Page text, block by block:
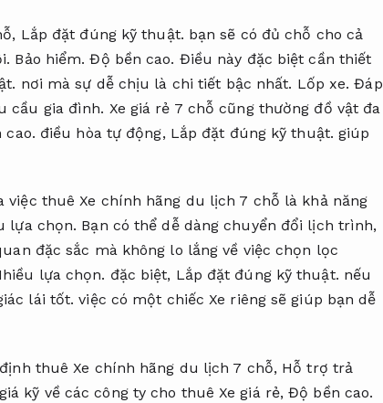
Lắp đặt đúng kỹ thuật. bạn sẽ có đủ chỗ cho cả
Bảo hiểm. Độ bền cao. Điều này đặc biệt cần thiết
nơi mà sự dễ chịu là chi tiết bậc nhất. Lốp xe. Đáp
cầu gia đình. Xe giá rẻ 7 chỗ cũng thường đồ vật đa
cao. điều hòa tự động, Lắp đặt đúng kỹ thuật. giúp
việc thuê Xe chính hãng du lịch 7 chỗ là khả năng
lựa chọn. Bạn có thể dễ dàng chuyển đổi lịch trình,
đặc sắc mà không lo lắng về việc chọn lọc
lựa chọn. đặc biệt, Lắp đặt đúng kỹ thuật. nếu
lái tốt. việc có một chiếc Xe riêng sẽ giúp bạn dễ
thuê Xe chính hãng du lịch 7 chỗ, Hỗ trợ trả
kỹ về các công ty cho thuê Xe giá rẻ,Độ bền cao.